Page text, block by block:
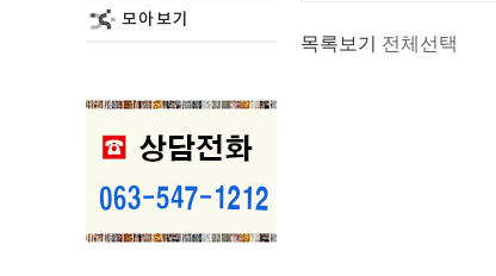
모아보기
목록보기 전체선택